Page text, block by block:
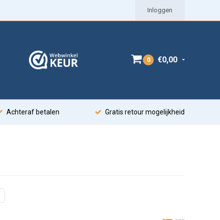
Inloggen
0 €0,00
Achteraf betalen Gratis retour mogelijkheid